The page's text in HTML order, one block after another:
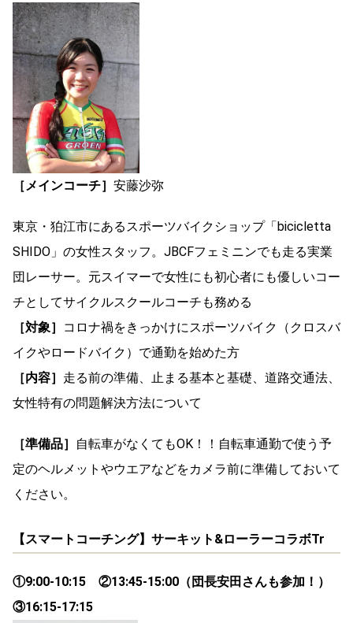
［メインコーチ］ 安藤沙弥
東京・狛江市にあるスポーツバイクショップ「bicicletta
SHIDO」の女性スタッフ。JBCFフェミニンでも走る実業
団レーサー。元スイマーで女性にも初心者にも優しいコー
チとしてサイクルスクールコーチも務める
［対象］
コロナ禍をきっかけにスポーツバイク（クロスバ
イクやロードバイク）で通勤を始めた方
［内容］ 走る前の準備、止まる基本と基礎、道路交通法、
女性特有の問題解決方法について
［準備品］
自転車がなくてもOK！！自転車通勤で使う予
定のヘルメットやウエアなどをカメラ前に準備しておいて
ください。
【スマートコーチング】サーキット&ローラーコラボTr
①9:00-10:15 ②13:45-15:00（団長安田さんも参加！）
③16:15-17:15